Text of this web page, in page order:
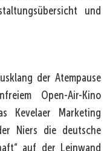
und
der Atempause
Open-Air-Kino
Kevelaer Marketing
Niers die deutsche
auf der Leinwand